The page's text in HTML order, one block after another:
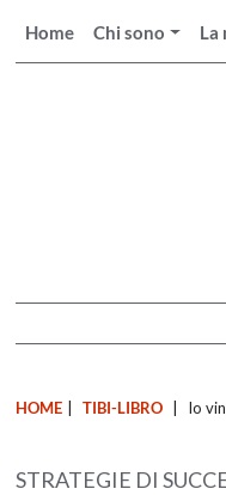
Home Chi sono La
HOME TIBI-LIBRO Io
STRATEGIE DI